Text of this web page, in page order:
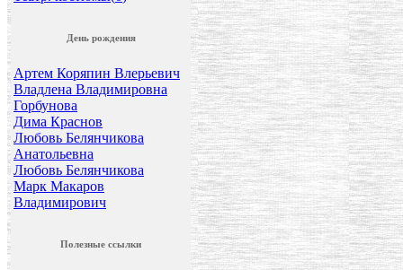
День рождения
Артем Коряпин Влерьевич
Владлена Владимировна
Горбунова
Дима Краснов
Любовь Белянчикова
Анатольевна
Любовь Белянчикова
Марк Макаров
Владимирович
Полезные ссылки